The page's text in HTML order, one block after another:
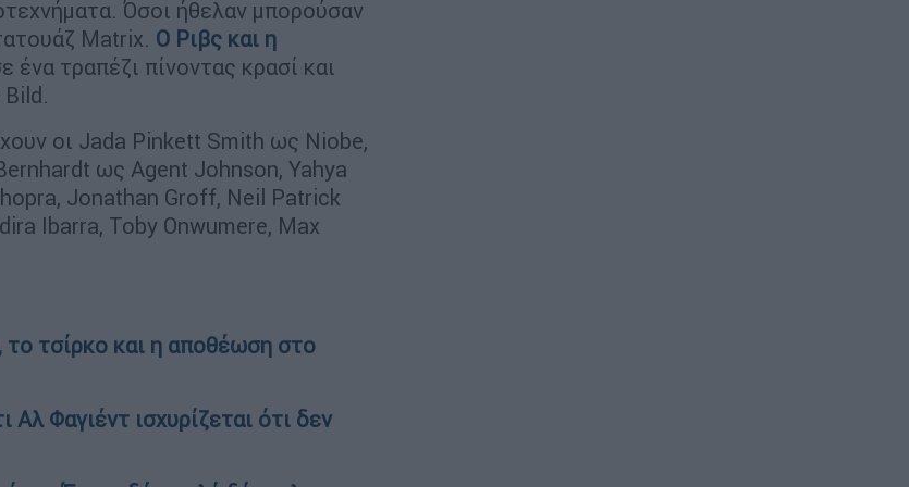
Όσοι ήθελαν μπορούσαν
Matrix. Ο Ριβς και η
ένα τραπέζι πίνοντας κρασί και
οι Jada Pinkett Smith ως Niobe,
ως Agent Johnson, Yahya
Jonathan Groff, Neil Patrick
Ibarra, Toby Onwumere, Max
το τσίρκο και η αποθέωση στο
Φαγιέντ ισχυρίζεται ότι δεν